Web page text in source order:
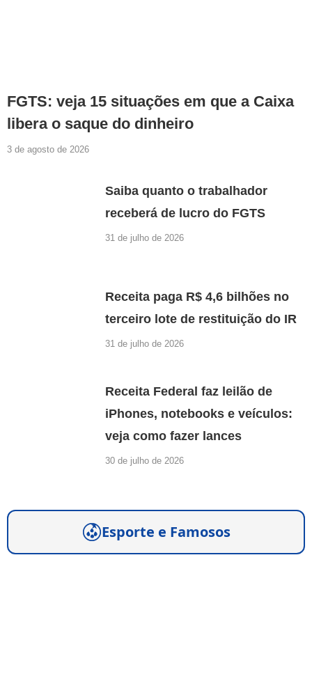
FGTS: veja 15 situações em que a Caixa
libera o saque do dinheiro
3 de agosto de 2026
Saiba quanto o trabalhador
receberá de lucro do FGTS
31 de julho de 2026
Receita paga R$ 4,6 bilhões no
terceiro lote de restituição do IR
31 de julho de 2026
Receita Federal faz leilão de
iPhones, notebooks e veículos:
veja como fazer lances
30 de julho de 2026
Esporte e Famosos